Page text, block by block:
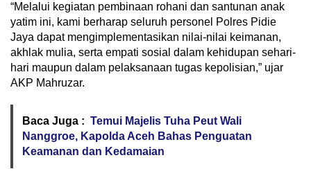
“Melalui kegiatan pembinaan rohani dan santunan anak
yatim ini, kami berharap seluruh personel Polres Pidie
Jaya dapat mengimplementasikan nilai-nilai keimanan,
akhlak mulia, serta empati sosial dalam kehidupan sehari-
hari maupun dalam pelaksanaan tugas kepolisian,” ujar
AKP Mahruzar.
Baca Juga : Temui Majelis Tuha Peut Wali
Nanggroe, Kapolda Aceh Bahas Penguatan
Keamanan dan Kedamaian